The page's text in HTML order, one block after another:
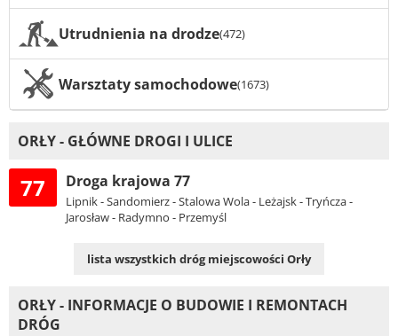
Utrudnienia na drodze(472)
Warsztaty samochodowe(1673)
ORŁY - GŁÓWNE DROGI I ULICE
77 Droga krajowa 77
Lipnik - Sandomierz - Stalowa Wola - Leżajsk - Tryńcza -
Jarosław - Radymno - Przemyśl
lista wszystkich dróg miejscowości Orły
ORŁY - INFORMACJE O BUDOWIE I REMONTACH
DRÓG